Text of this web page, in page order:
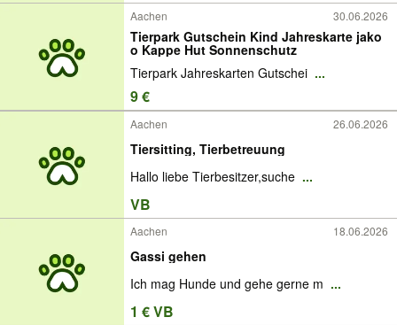
Aachen 30.06.2026
Tierpark Gutschein Kind Jahreskarte jako
o Kappe Hut Sonnenschutz
Tierpark Jahreskarten Gutschei ...
9 €
Aachen 26.06.2026
Tiersitting, Tierbetreuung
Hallo liebe Tierbesitzer,suche ...
VB
Aachen 18.06.2026
Gassi gehen
Ich mag Hunde und gehe gerne m ...
1 € VB